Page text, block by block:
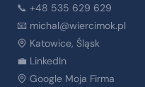
📞 +48 535 629 629
📧 michal@wiercimok.pl
Katowice, Śląsk
💼 LinkedIn
Google Moja Firma